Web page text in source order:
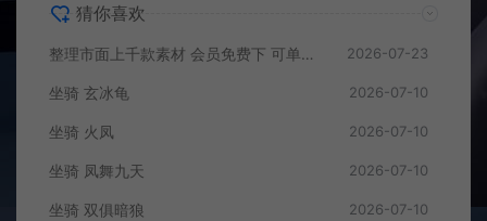
猜你喜欢
整理市面上千款素材 会员免费下 可单独买-5个多G 2026-07-23
坐骑 玄冰龟 2026-07-10
坐骑 火凤 2026-07-10
坐骑 凤舞九天 2026-07-10
坐骑 双俱暗狼 2026-07-10